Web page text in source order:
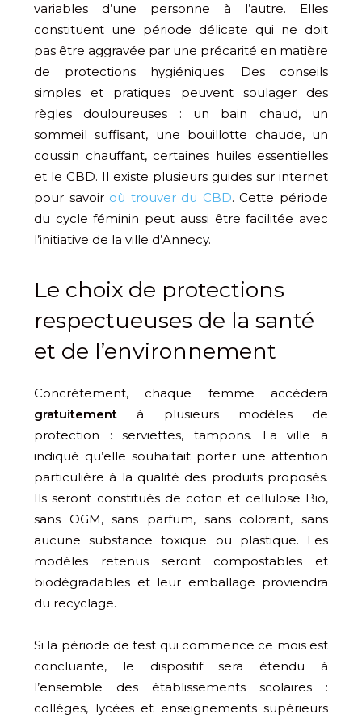
variables d’une personne à l’autre. Elles
constituent une période délicate qui ne doit
pas être aggravée par une précarité en matière
de protections hygiéniques. Des conseils
simples et pratiques peuvent soulager des
règles douloureuses : un bain chaud, un
sommeil suffisant, une bouillotte chaude, un
coussin chauffant, certaines huiles essentielles
et le CBD. Il existe plusieurs guides sur internet
pour savoir où trouver du CBD. Cette période
du cycle féminin peut aussi être facilitée avec
l’initiative de la ville d’Annecy.
Le choix de protections
respectueuses de la santé
et de l’environnement
Concrètement, chaque femme accédera
gratuitement à plusieurs modèles de
protection : serviettes, tampons. La ville a
indiqué qu’elle souhaitait porter une attention
particulière à la qualité des produits proposés.
Ils seront constitués de coton et cellulose Bio,
sans OGM, sans parfum, sans colorant, sans
aucune substance toxique ou plastique. Les
modèles retenus seront compostables et
biodégradables et leur emballage proviendra
du recyclage.
Si la période de test qui commence ce mois est
concluante, le dispositif sera étendu à
l’ensemble des établissements scolaires :
collèges, lycées et enseignements supérieurs